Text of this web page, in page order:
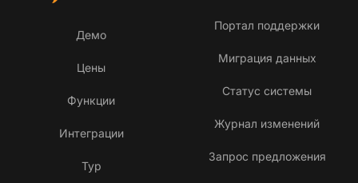
Демо
Цены
Функции
Интеграции
Тур
Портал поддержки
Миграция данных
Статус системы
Журнал изменений
Запрос предложения